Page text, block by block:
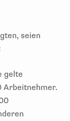
seien
gelte
Arbeitnehmer.